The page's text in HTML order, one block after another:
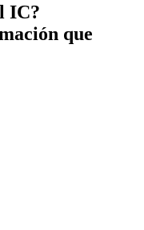
IC?
que